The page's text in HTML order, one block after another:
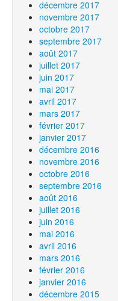
décembre 2017
novembre 2017
octobre 2017
septembre 2017
août 2017
juillet 2017
juin 2017
mai 2017
avril 2017
mars 2017
février 2017
janvier 2017
décembre 2016
novembre 2016
octobre 2016
septembre 2016
août 2016
juillet 2016
juin 2016
mai 2016
avril 2016
mars 2016
février 2016
janvier 2016
décembre 2015